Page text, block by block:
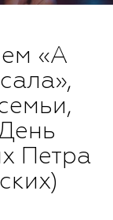
«А
Петра